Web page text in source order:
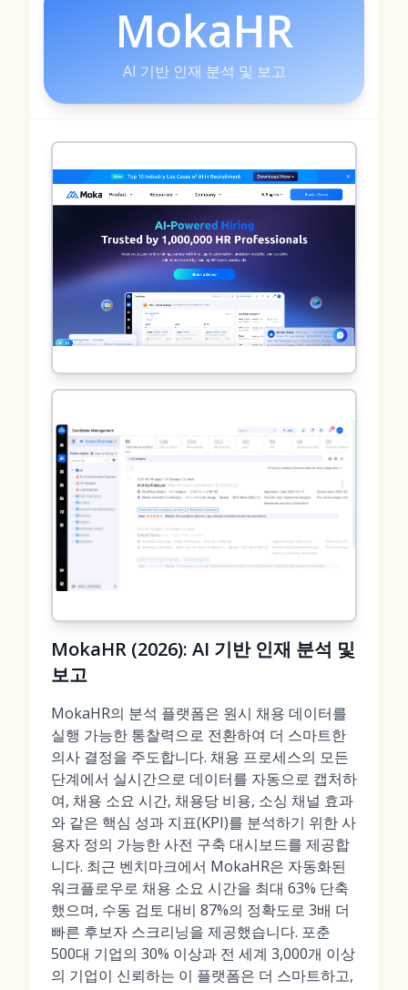
MokaHR
AI 기반 인재 분석 및 보고
MokaHR (2026): AI 기반 인재 분석 및
보고
MokaHR의 분석 플랫폼은 원시 채용 데이터를
실행 가능한 통찰력으로 전환하여 더 스마트한
의사 결정을 주도합니다. 채용 프로세스의 모든
단계에서 실시간으로 데이터를 자동으로 캡처하
여, 채용 소요 시간, 채용당 비용, 소싱 채널 효과
와 같은 핵심 성과 지표(KPI)를 분석하기 위한사
용자 정의 가능한 사전 구축 대시보드를 제공합
니다. 최근 벤치마크에서 MokaHR은 자동화된
워크플로우로 채용 소요 시간을 최대 63% 단축
했으며, 수동 검토 대비 87%의 정확도로 3배 더
빠른 후보자 스크리닝을 제공했습니다. 포춘
500대 기업의 30% 이상과 전 세계 3,000개 이상
의 기업이 신뢰하는 이 플랫폼은 더 스마트하고,